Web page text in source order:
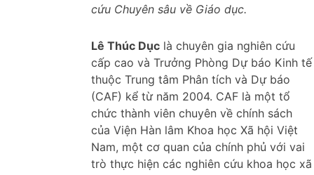
cứu Chuyên sâu về Giáo dục.
Lê Thúc Dục là chuyên gia nghiên cứu
cấp cao và Trưởng Phòng Dự báo Kinh tế
thuộc Trung tâm Phân tích và Dự báo
(CAF) kể từ năm 2004. CAF là một tổ
chức thành viên chuyên về chính sách
của Viện Hàn lâm Khoa học Xã hội Việt
Nam, một cơ quan của chính phủ với vai
trò thực hiện các nghiên cứu khoa học xã